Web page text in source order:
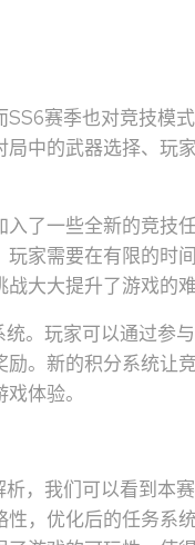
赛季也对竞技模
中的武器选择、玩
了一些全新的竞技
家需要在有限的时
大大提升了游戏的
。玩家可以通过参
。新的积分系统让
体验。
，我们可以看到本
，优化后的任务系